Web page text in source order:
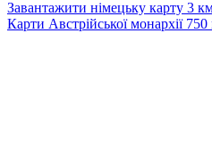
Завантажити німецьку карту 3
Карти Австрійської монархії